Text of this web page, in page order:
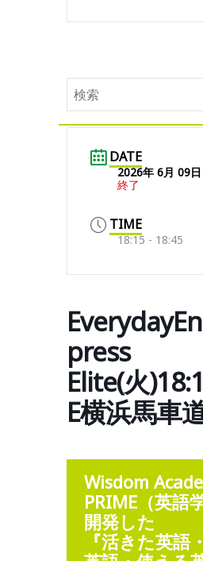
DATE
2026年 6月 09日
終了
TIME
18:15 - 18:45
press
Elite(火
E横浜馬車
Wisdom
PRIME（英語
開発した
『活きた英語